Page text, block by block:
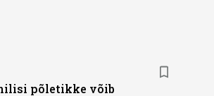
põletikke võib